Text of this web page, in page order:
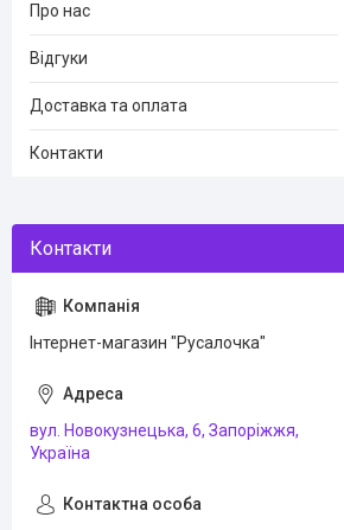
Про нас
Відгуки
Доставка та оплата
Контакти
Інтернет-магазин "Русалочка"
вул. Новокузнецька, 6, Запоріжжя,
Україна